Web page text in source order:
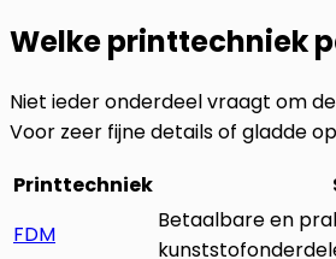
Welke printtechniek
Niet ieder onderdeel vraagt om
Voor zeer fijne details of gladde
Printtechniek
FDM
Betaalbare en